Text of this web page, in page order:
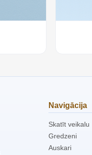
Navigācija
Skatīt veikalu
Gredzeni
Auskari